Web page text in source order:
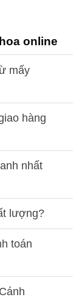
online
mấy
hàng
nhất
lượng?
toán